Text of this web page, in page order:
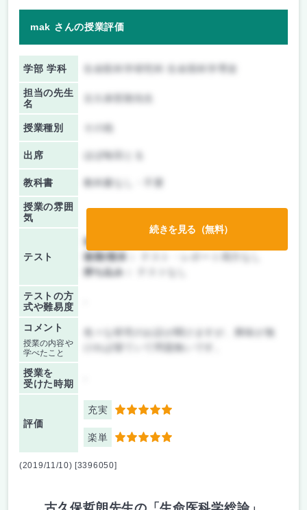
mak さんの授業評価
学部 学科
担当の先生
名
授業種別 その他
出席 ほぼ毎回とる
教科書 教科書なし・不要
授業の雰囲
気
テスト
前期/中間：
後期/期末：
持ち込み：
テストの方
式や難易度
コメント
授業の内容や
学べたこと
色々な研究のお話が聞けますが、興味が無
ければ寝ていて問題無いです。
授業を
受けた時期
評価
充実 5
楽単 5
続きを見る（無料）
(2019/11/10) [3396050]